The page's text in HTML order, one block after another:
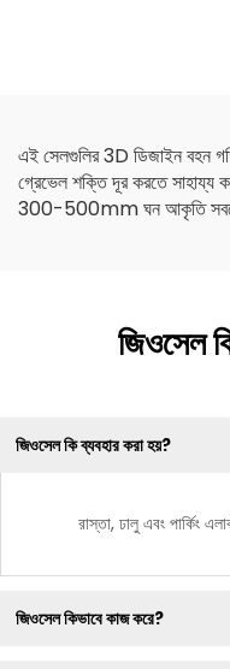
এই সেলগুলির 3D ডিজাইন বহন
গ্রেভেল শক্তি দূর করতে
300-500mm ঘন আকৃতি
জিওসেল
জিওসেল কি ব্যবহার করা হয়?
রাস্তা, ঢালু এবং পার্কিং
জিওসেল কিভাবে কাজ করে?